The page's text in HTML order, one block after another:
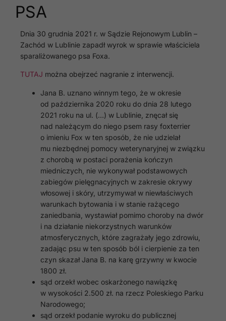
PSA
Dnia 30 grudnia 2021 r. w Sądzie Rejonowym Lublin –
Zachód w Lublinie zapadł wyrok w sprawie właściciela
sparaliżowanego psa Foxa.
TUTAJ można obejrzeć nagranie z interwencji.
Jana B. uznano winnym tego, że w okresie
od października 2020 roku do dnia 28 lutego
2021 roku na ul. (…) w Lublinie, znęcał się
nad należącym do niego psem rasy foxterrier
o imieniu Fox w ten sposób, że nie udzielał
mu niezbędnej pomocy weterynaryjnej w związku
z chorobą w postaci porażenia kończyn
miedniczych, nie wykonywał podstawowych
zabiegów pielęgnacyjnych w zakresie okrywy
włosowej i skóry, utrzymywał w niewłaściwych
warunkach bytowania i w stanie rażącego
zaniedbania, wystawiał pomimo choroby na dwór
i na działanie niekorzystnych warunków
atmosferycznych, które zagrażały jego zdrowiu,
zadając psu w ten sposób ból i cierpienie za ten
czyn skazał Jana B. na karę grzywny w kwocie
1800 zł.
sąd orzekł wobec oskarżonego nawiązkę
w wysokości 2.500 zł. na rzecz Poleskiego Parku
Narodowego;
sąd orzekł podanie wyroku do publicznej